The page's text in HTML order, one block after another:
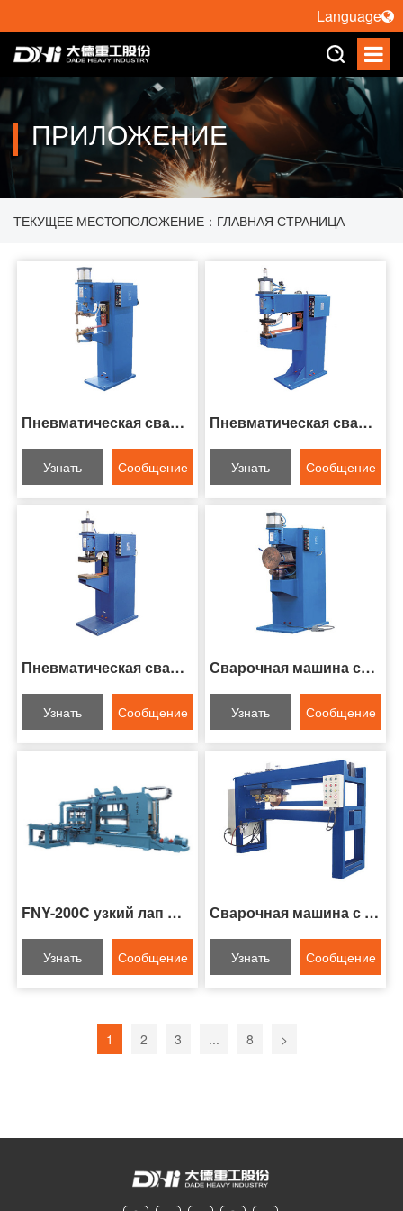
ПРИЛОЖЕНИЕ
ТЕКУЩЕЕ МЕСТОПОЛОЖЕНИЕ： ГЛАВНАЯ СТРАНИЦА
ПРИЛОЖЕНИЕ
Пневматическая сварка с точками серии DN
Узнать
больше
Сообщение
онлайн
Пневматическая сварка DP серии
Узнать
больше
Сообщение
онлайн
Пневматическая сварка проекции серии DT
Узнать
больше
Сообщение
онлайн
Сварочная машина серии FN-II
Узнать
больше
Сообщение
онлайн
FNY-200C узкий лап швоварка для стальных полос
Узнать
больше
Сообщение
онлайн
Сварочная машина с двумя роликами серии FNZ
Узнать
больше
Сообщение
онлайн
1 2 3 ... 8 >
Language